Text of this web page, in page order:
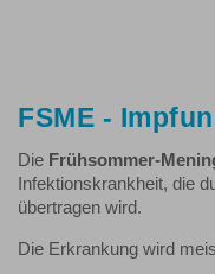
FSME -
Die Frühsommer-
Infektionskrankheit, die
übertragen wird.
Die Erkrankung wird